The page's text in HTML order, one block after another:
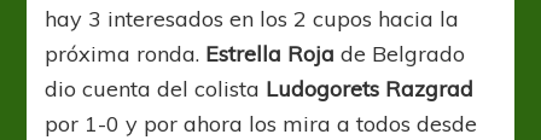
hay 3 interesados en los 2 cupos hacia la
próxima ronda. Estrella Roja de Belgrado
dio cuenta del colista Ludogorets Razgrad
por 1-0 y por ahora los mira a todos desde